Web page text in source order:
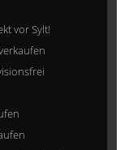
vor Sylt!